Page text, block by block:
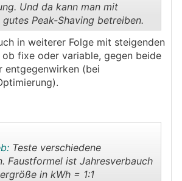
..
Und da kann man mit
Peak-Shaving betreiben.
in weiterer Folge mit steigenden
fixe oder variable, gegen beide
entgegenwirken (bei
Teste verschiedene
Faustformel ist Jahresverbauch
in kWh = 1:1